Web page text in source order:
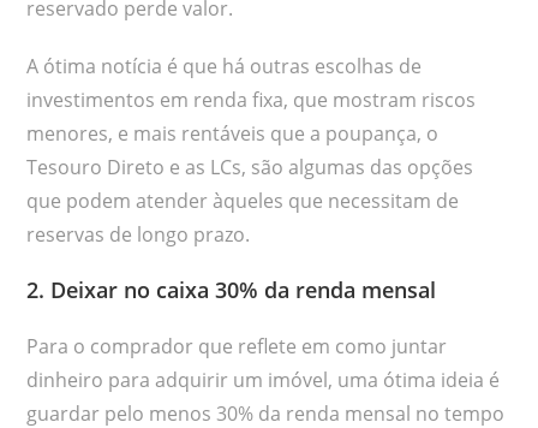
reservado perde valor.
A ótima notícia é que há outras escolhas de
investimentos em renda fixa, que mostram riscos
menores, e mais rentáveis que a poupança, o
Tesouro Direto e as LCs, são algumas das opções
que podem atender àqueles que necessitam de
reservas de longo prazo.
2. Deixar no caixa 30% da renda mensal
Para o comprador que reflete em como juntar
dinheiro para adquirir um imóvel, uma ótima ideia é
guardar pelo menos 30% da renda mensal no tempo